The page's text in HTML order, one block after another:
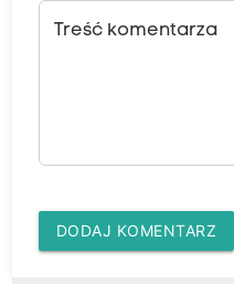
Treść komentarza
DODAJ KOMENTARZ